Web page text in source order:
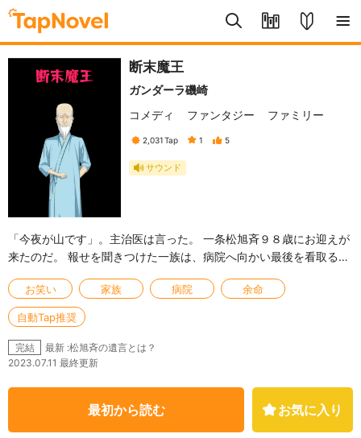
断末魔王
ガンダーラ磯崎
コメディ
ファンタジー ファミリー
2,031Tap 1 5
サウンド
「今夜が山です」。主治医は言った。 一条松旭斉９８歳にお迎えが
来たのだ。 報せを聞きつけた一族は、病院へ向かい最後を看取る…
お笑い 家族 病院 余命
自動Tap推奨
完結
最新 :松旭斉の遺言とは？
2023.07.11 最終更新
最初から読む お気に入り